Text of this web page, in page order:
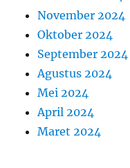
November 2024
Oktober 2024
September 2024
Agustus 2024
Mei 2024
April 2024
Maret 2024